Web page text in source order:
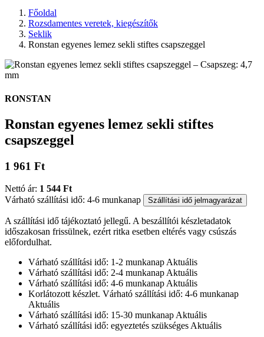
Főoldal
Rozsdamentes veretek, kiegészítők
Seklik
Ronstan egyenes lemez sekli stiftes csapszeggel
RONSTAN
Ronstan egyenes lemez sekli stiftes
csapszeggel
1 961 Ft
Nettó ár: 1 544 Ft
Várható szállítási idő: 4-6 munkanap
Szállítási idő jelmagyarázat
A szállítási idő tájékoztató jellegű. A beszállítói készletadatok
időszakosan frissülnek, ezért ritka esetben eltérés vagy csúszás
előfordulhat.
Várható szállítási idő: 1-2 munkanapAktuális
Várható szállítási idő: 2-4 munkanapAktuális
Várható szállítási idő: 4-6 munkanapAktuális
Korlátozott készlet. Várható szállítási idő: 4-6 munkanap
Aktuális
Várható szállítási idő: 15-30 munkanapAktuális
Várható szállítási idő: egyeztetés szükségesAktuális